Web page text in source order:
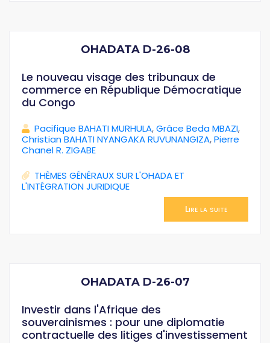
OHADATA D-26-08
Le nouveau visage des tribunaux de
commerce en République Démocratique
du Congo
Pacifique BAHATI MURHULA,Grâce Beda MBAZI,
Christian BAHATI NYANGAKA RUVUNANGIZA,Pierre
Chanel R. ZIGABE
THÈMES GÉNÉRAUX SUR L'OHADA ET
L'INTÉGRATION JURIDIQUE
Lire la suite
OHADATA D-26-07
Investir dans l'Afrique des
souverainismes : pour une diplomatie
contractuelle des litiges d'investissement